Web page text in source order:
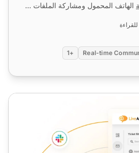
الهاتف المحمول ومشاركة الملفات ...
Real-time
+1